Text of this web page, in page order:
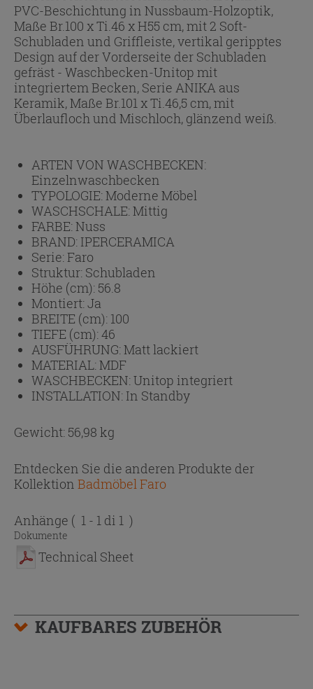
PVC-Beschichtung in Nussbaum-Holzoptik,
Maße Br.100 x Ti.46 x H55 cm, mit 2 Soft-
Schubladen und Griffleiste, vertikal geripptes
Design auf der Vorderseite der Schubladen
gefräst - Waschbecken-Unitop mit
integriertem Becken, Serie ANIKA aus
Keramik, Maße Br.101 x Ti.46,5 cm, mit
Überlaufloch und Mischloch, glänzend weiß.
ARTEN VON WASCHBECKEN:
Einzelnwaschbecken
TYPOLOGIE:Moderne Möbel
WASCHSCHALE:Mittig
FARBE:Nuss
BRAND: IPERCERAMICA
Serie:Faro
Struktur: Schubladen
Höhe (cm): 56.8
Montiert:Ja
BREITE (cm): 100
TIEFE (cm):46
AUSFÜHRUNG:Matt lackiert
MATERIAL:MDF
WASCHBECKEN:Unitop integriert
INSTALLATION: In Standby
Gewicht: 56,98 kg
Entdecken Sie die anderen Produkte der
Kollektion Badmöbel Faro
Anhänge ( 1 - 1 di 1 )
Dokumente
Technical Sheet
KAUFBARES ZUBEHÖR